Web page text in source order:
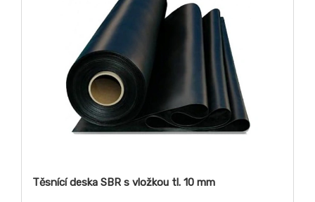
Těsnící deska SBR s vložkou tl. 10 mm